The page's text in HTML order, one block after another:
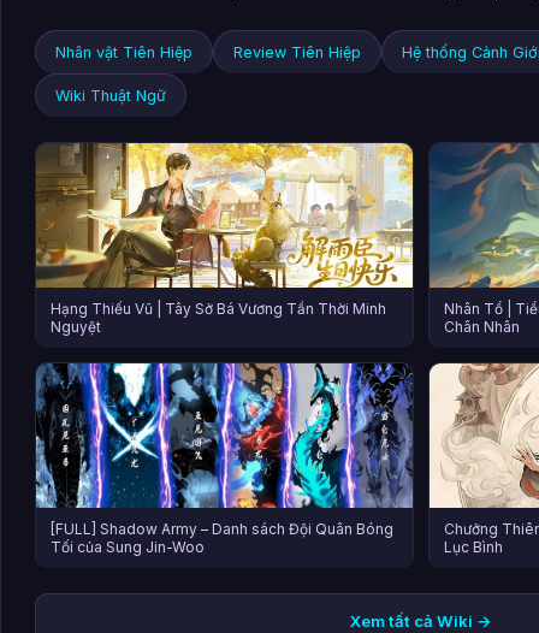
Nhân vật Tiên Hiệp Review Tiên Hiệp Hệ thống Cảnh
Wiki Thuật Ngữ
Hạng Thiếu Vũ | Tây Sở Bá Vương Tần Thời Minh
Nguyệt
Nhân Tổ |
Chân Nhân
[FULL] Shadow Army – Danh sách Đội Quân Bóng
Tối của Sung Jin-Woo
Chưởng
Lục Bình
Xem tất cả Wiki →